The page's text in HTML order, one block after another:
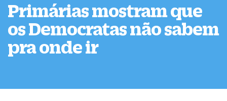
Primárias mostram que
os Democratas não sabem
pra onde ir